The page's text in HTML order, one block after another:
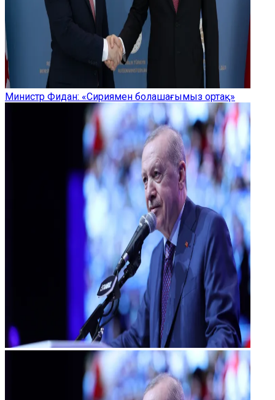
Министр Фидан: «Сириямен болашағымыз ортақ»